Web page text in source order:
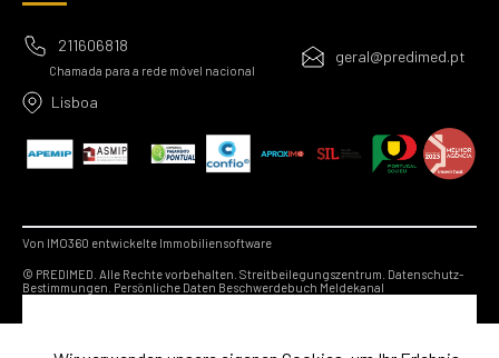
211606818
Chamada para a rede móvel nacional
geral@predimed.pt
Lisboa
Von IMO360 entwickelte Immobiliensoftware
© PREDIMED. Alle Rechte vorbehalten. Streitbeilegungszentrum. Datenschutz-
Bestimmungen. Persönliche Daten Beschwerdebuch Meldekanal